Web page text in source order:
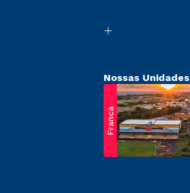
Nossas Unidades
Franca